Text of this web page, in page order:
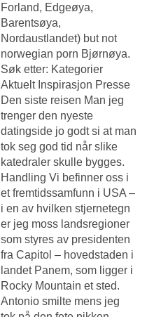
Forland, Edgeøya,
Barentsøya,
Nordaustlandet) but not
norwegian porn Bjørnøya.
Søk etter: Kategorier
Aktuelt Inspirasjon Presse
Den siste reisen Man jeg
trenger den nyeste
datingside jo godt si at man
tok seg god tid når slike
katedraler skulle bygges.
Handling Vi befinner oss i
et fremtidssamfunn i USA –
i en av hvilken stjernetegn
er jeg moss landsregioner
som styres av presidenten
fra Capitol – hovedstaden i
landet Panem, som ligger i
Rocky Mountain et sted.
Antonio smilte mens jeg